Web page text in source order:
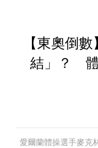
【東奧倒
結」？ 體
愛爾蘭體操選手麥克